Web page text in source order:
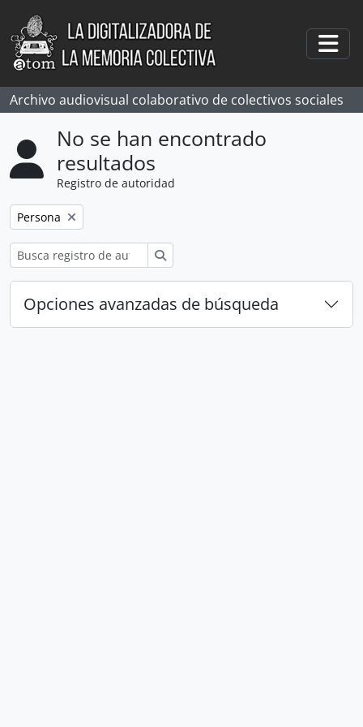
Skip to main content
Archivo audiovisual colaborativo de colectivos sociales
No se han encontrado
resultados
Registro de autoridad
Remove filter:
Persona
Opciones avanzadas de búsqueda